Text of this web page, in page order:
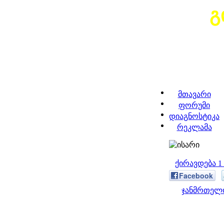
მთავარი
ფორუმი
დიაგნოსტიკა
რეკლამა
ქირავდება
Facebook